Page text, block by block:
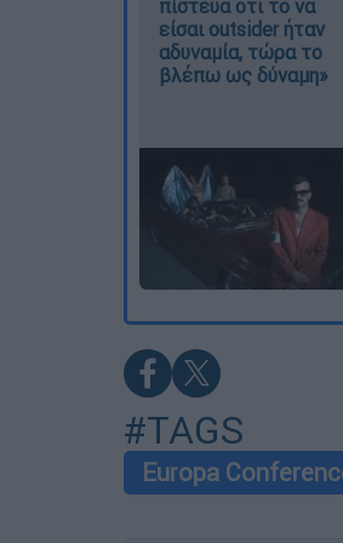
πίστευα ότι το να
είσαι outsider ήταν
αδυναμία, τώρα το
βλέπω ως δύναμη»
#TAGS
Europa